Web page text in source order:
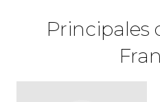
Principales